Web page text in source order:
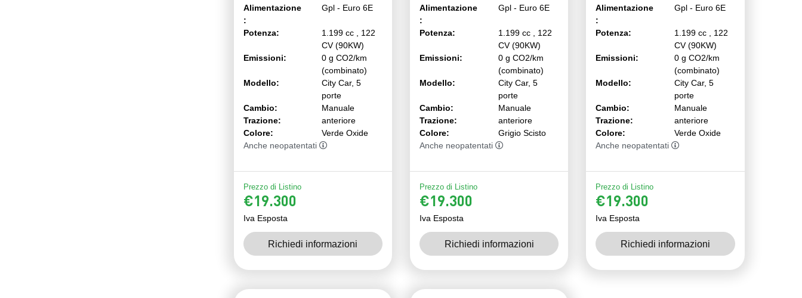
Alimentazione
:
Gpl - Euro 6E
Potenza:
1.199 cc , 122
CV (90KW)
Emissioni:
0 g CO2/km
(combinato)
Modello:
City Car, 5
porte
Cambio:
Manuale
Trazione:
anteriore
Colore:
Verde Oxide
Anche neopatentati
Prezzo di Listino
€19.300
Iva Esposta
Richiedi informazioni
Alimentazione
:
Gpl - Euro 6E
Potenza:
1.199 cc , 122
CV (90KW)
Emissioni:
0 g CO2/km
(combinato)
Modello:
City Car, 5
porte
Cambio:
Manuale
Trazione:
anteriore
Colore:
Grigio Scisto
Anche neopatentati
Prezzo di Listino
€19.300
Iva Esposta
Richiedi informazioni
Alimentazione
:
Gpl - Euro 6E
Potenza:
1.199 cc , 122
CV (90KW)
Emissioni:
0 g CO2/km
(combinato)
Modello:
City Car, 5
porte
Cambio:
Manuale
Trazione:
anteriore
Colore:
Verde Oxide
Anche neopatentati
Prezzo di Listino
€19.300
Iva Esposta
Richiedi informazioni